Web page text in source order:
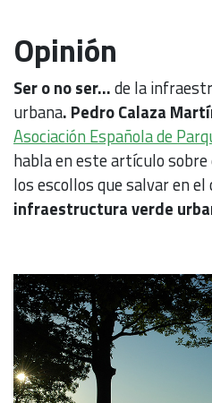
Opinión
Ser o no ser…de la
urbana. Pedro Calaza
Asociación Española de
habla en este artículo
los escollos que salvar en el
infraestructura verde